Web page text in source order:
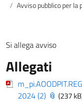
Avviso pubblico per la presentazione di manifestazioni di interesse per la partecipazione degli studenti all’iniziativa “Viaggi del ricordo” Assegnazione alle istituzioni scolastiche
Si allega avviso
Allegati
2024 (2)
(237